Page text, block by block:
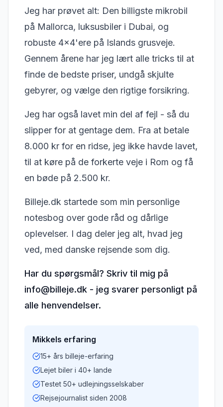
Jeg har prøvet alt: Den billigste mikrobil
på Mallorca, luksusbiler i Dubai, og
robuste 4x4'ere på Islands grusveje.
Gennem årene har jeg lært alle tricks til at
finde de bedste priser, undgå skjulte
gebyrer, og vælge den rigtige forsikring.
Jeg har også lavet min del af fejl - så du
slipper for at gentage dem. Fra at betale
8.000 kr for en ridse, jeg ikke havde lavet,
til at køre på de forkerte veje i Rom og få
en bøde på 2.500 kr.
Billeje.dk startede som min personlige
notesbog over gode råd og dårlige
oplevelser. I dag deler jeg alt, hvad jeg
ved, med danske rejsende som dig.
Har du spørgsmål? Skriv til mig på
info@billeje.dk - jeg svarer personligt på
alle henvendelser.
Mikkels erfaring
15+ års billeje-erfaring
Lejet biler i 40+ lande
Testet 50+ udlejningsselskaber
Rejsejournalist siden 2008